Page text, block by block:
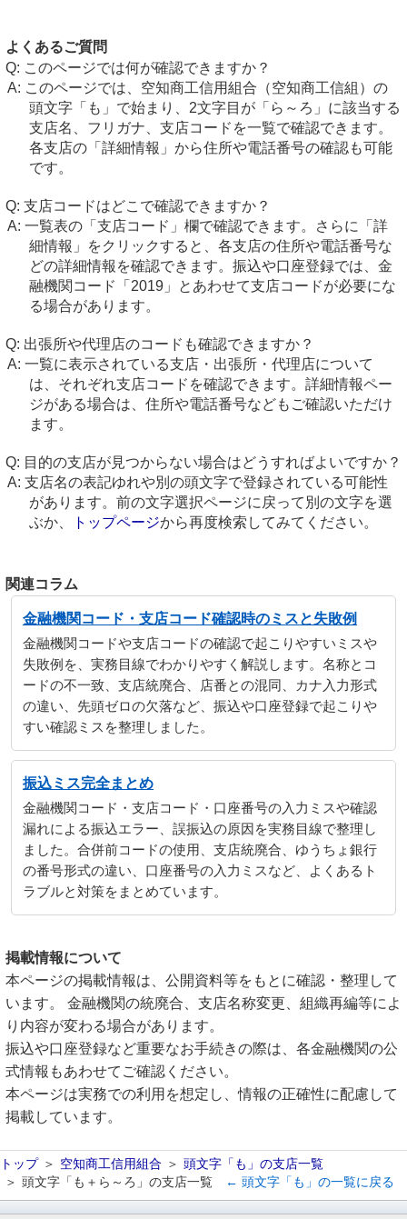
よくあるご質問
このページでは何が確認できますか？
このページでは、空知商工信用組合（空知商工信組）の
頭文字「も」で始まり、2文字目が「ら～ろ」に該当する
支店名、フリガナ、支店コードを一覧で確認できます。
各支店の「詳細情報」から住所や電話番号の確認も可能
です。
支店コードはどこで確認できますか？
一覧表の「支店コード」欄で確認できます。さらに「詳
細情報」をクリックすると、各支店の住所や電話番号な
どの詳細情報を確認できます。振込や口座登録では、金
融機関コード「2019」とあわせて支店コードが必要にな
る場合があります。
出張所や代理店のコードも確認できますか？
一覧に表示されている支店・出張所・代理店について
は、それぞれ支店コードを確認できます。詳細情報ペー
ジがある場合は、住所や電話番号などもご確認いただけ
ます。
目的の支店が見つからない場合はどうすればよいですか？
支店名の表記ゆれや別の頭文字で登録されている可能性
があります。前の文字選択ページに戻って別の文字を選
ぶか、
トップページから再度検索してみてください。
関連コラム
金融機関コード・支店コード確認時のミスと失敗例
金融機関コードや支店コードの確認で起こりやすいミスや
失敗例を、実務目線でわかりやすく解説します。名称とコ
ードの不一致、支店統廃合、店番との混同、カナ入力形式
の違い、先頭ゼロの欠落など、振込や口座登録で起こりや
すい確認ミスを整理しました。
振込ミス完全まとめ
金融機関コード・支店コード・口座番号の入力ミスや確認
漏れによる振込エラー、誤振込の原因を実務目線で整理し
ました。合併前コードの使用、支店統廃合、ゆうちょ銀行
の番号形式の違い、口座番号の入力ミスなど、よくあるト
ラブルと対策をまとめています。
掲載情報について
本ページの掲載情報は、公開資料等をもとに確認・整理して
います。 金融機関の統廃合、支店名称変更、組織再編等によ
り内容が変わる場合があります。
振込や口座登録など重要なお手続きの際は、各金融機関の公
式情報もあわせてご確認ください。
本ページは実務での利用を想定し、情報の正確性に配慮して
掲載しています。
トップ 空知商工信用組合
頭文字「も」の支店一覧
頭文字「も＋ら～ろ」の支店一覧
← 頭文字「も」の一覧に戻る